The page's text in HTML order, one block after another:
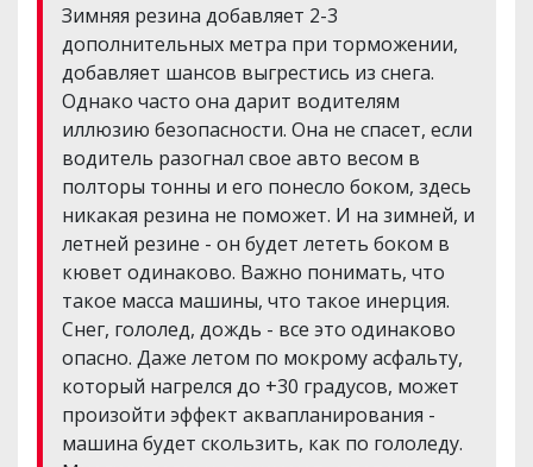
Зимняя резина добавляет 2-3
дополнительных метра при торможении,
добавляет шансов выгрестись из снега.
Однако часто она дарит водителям
иллюзию безопасности. Она не спасет, если
водитель разогнал свое авто весом в
полторы тонны и его понесло боком, здесь
никакая резина не поможет. И на зимней, и
летней резине - он будет лететь боком в
кювет одинаково. Важно понимать, что
такое масса машины, что такое инерция.
Снег, гололед, дождь - все это одинаково
опасно. Даже летом по мокрому асфальту,
который нагрелся до +30 градусов, может
произойти эффект аквапланирования -
машина будет скользить, как по гололеду.